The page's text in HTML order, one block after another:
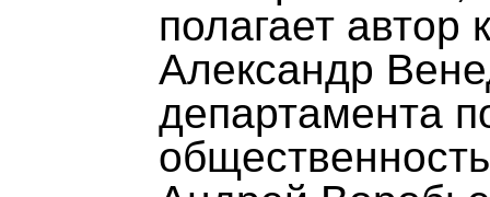
полагает
Александр
департамента